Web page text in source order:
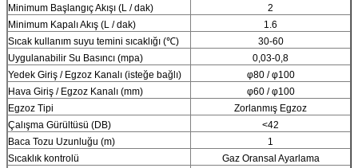
Minimum Başlangıç ​​Akışı (L / dak)
2
Minimum Kapalı Akış (L / dak)
1.6
Sıcak kullanım suyu temini sıcaklığı (℃)
30-60
Uygulanabilir Su Basıncı (mpa)
0,03-0,8
Yedek Giriş / Egzoz Kanalı (isteğe bağlı)
φ80 / φ100
Hava Giriş / Egzoz Kanalı (mm)
φ60 / φ100
Egzoz Tipi
Zorlanmış Egzoz
Çalışma Gürültüsü (DB)
<42
Baca Tozu Uzunluğu (m)
1
Sıcaklık kontrolü
Gaz Oransal Ayarlama